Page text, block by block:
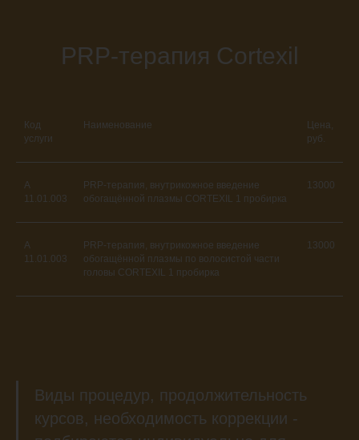
PRP-терапия Cortexil
Код
услуги
Наименование
Цена,
руб.
A
11.01.003
PRP-терапия, внутрикожное введение
обогащённой плазмы CORTEXIL 1 пробирка
13000
A
11.01.003
PRP-терапия, внутрикожное введение
обогащённой плазмы по волосистой части
головы CORTEXIL 1 пробирка
13000
Виды процедур, продолжительность
курсов, необходимость коррекции -